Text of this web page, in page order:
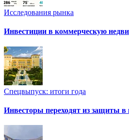
Исследования рынка
Инвестиции в коммерческую
Спецвыпуск: итоги года
Инвесторы переходят из защиты в